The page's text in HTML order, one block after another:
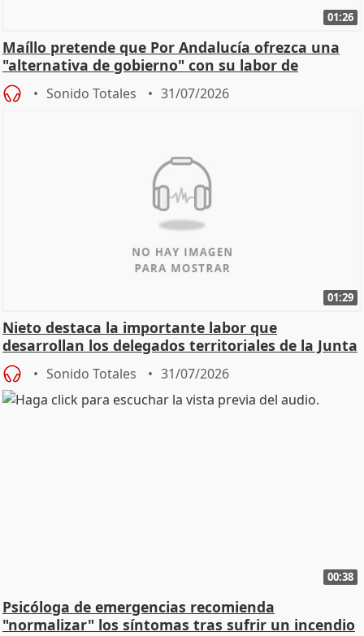
01:26
Maíllo pretende que Por Andalucía ofrezca una
"alternativa de gobierno" con su labor de
oposición
Sonido Totales 31/07/2026
01:29
Nieto destaca la importante labor que
desarrollan los delegados territoriales de la Junta
Sonido Totales 31/07/2026
00:38
Psicóloga de emergencias recomienda
"normalizar" los síntomas tras sufrir un incendio